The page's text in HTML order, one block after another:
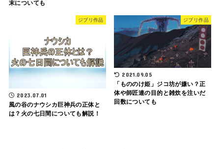
末についても
ジブリ作品
2023.07.01
風の谷のナウシカ巨神兵の正体と
は？火の七日間についても解説！
ジブリ作品
2021.09.05
「もののけ姫」ジコ坊が嫌い？正
体や師匠連の目的と雑炊を注いだ
回数についても